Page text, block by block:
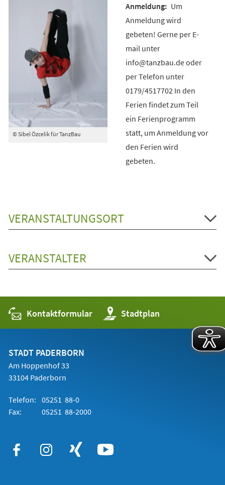
© Sibel Özcelik für TanzBau
Um
Anmeldung wird
gebeten! Gerne per E-
mail unter
info@tanzbau.de oder
per Telefon unter
0179/4517702 In den
Ferien findet zum Teil
ein Ferienprogramm
statt, um Anmeldung vor
den Ferien wird
gebeten.
VERANSTALTUNGSORT
VERANSTALTER
Kontaktformular Stadtplan
(Öffnet
in
einem
STADT PADERBORN
Am Hoppenhof 33
33104 Paderborn
Telefon: 05251 88-0
Fax:
05251 88-2000